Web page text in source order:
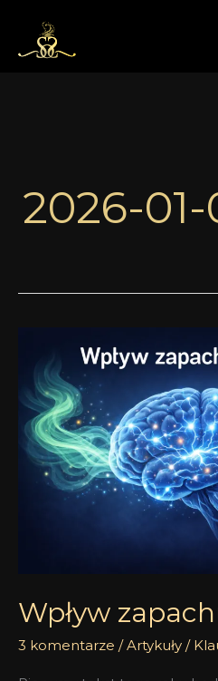
treści
2026-
Wpływ
3 komentarze /Artykuły /
zapachu
na
mózg